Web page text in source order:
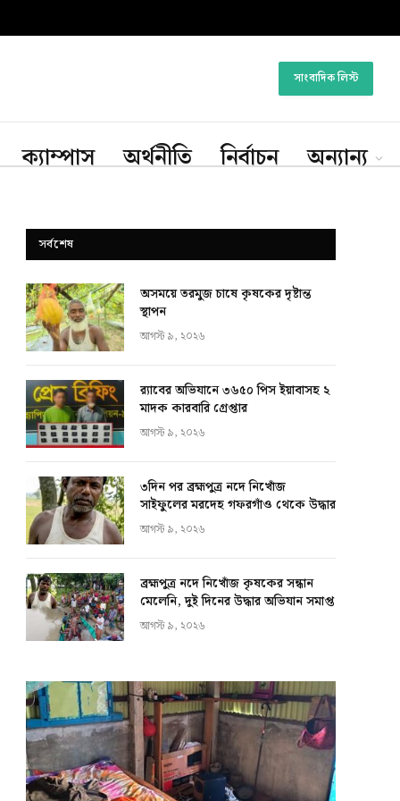
সাংবাদিক লিস্ট
ক্যাম্পাস অর্থনীতি নির্বাচন অন্যান্য
সর্বশেষ
অসময়ে তরমুজ চাষে কৃষকের দৃষ্টান্ত
স্থাপন
আগস্ট ৯, ২০২৬
র‍্যাবের অভিযানে ৩৬৫০ পিস ইয়াবাসহ ২
মাদক কারবারি গ্রেপ্তার
আগস্ট ৯, ২০২৬
৩দিন পর ব্রহ্মপুত্র নদে নিখোঁজ
সাইফুলের মরদেহ গফরগাঁও থেকে উদ্ধার
আগস্ট ৯, ২০২৬
ব্রহ্মপুত্র নদে নিখোঁজ কৃষকের সন্ধান
মেলেনি, দুই দিনের উদ্ধার অভিযান সমাপ্ত
আগস্ট ৯, ২০২৬